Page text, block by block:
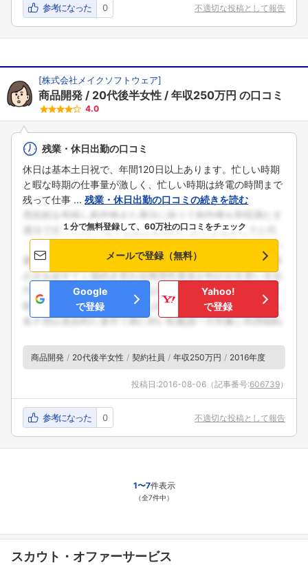
参考になった 0 不適切な投稿として報告
[株式会社メイクソフトウェア]
商品開発 20代後半女性 年収250万円 の口コミ
4.0
残業・休日出勤の口コミ
休日は基本土日祝で、年間120日以上あります。忙しい時期
と暇な時期の仕事量が激しく、忙しい時期は終電の時間まで
残って仕事 ... 残業・休日出勤の口コミの続きを読む
１分で無料登録して、60万社の口コミをチェック
メールで登録（無料）
Google
で登録
Yahoo!
で登録
商品開発 20代後半女性 契約社員 年収250万円 2016年度
投稿日:2016-08-06 （記事番号:606739）
参考になった 0 不適切な投稿として報告
1〜7件表示
（全7件中）
スカウト・オファーサービス